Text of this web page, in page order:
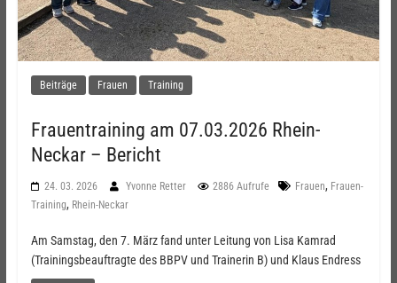
Beiträge Frauen Training
Frauentraining am 07.03.2026 Rhein-
Neckar – Bericht
24. 03. 2026 Yvonne Retter 2886 Aufrufe Frauen, Frauen-
Training, Rhein-Neckar
Am Samstag, den 7. März fand unter Leitung von Lisa Kamrad
(Trainingsbeauftragte des BBPV und Trainerin B) und Klaus Endress